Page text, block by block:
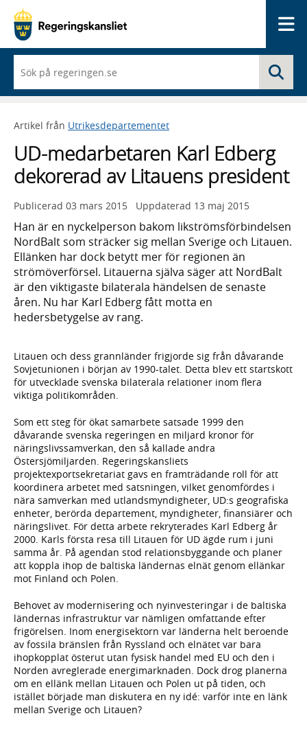
du
börjar
skriva
framträder
lista
med
sökförslag
Artikel från Utrikesdepartementet
UD-medarbetaren Karl Edberg
dekorerad av Litauens president
Publicerad 03 mars 2015 Uppdaterad 13 maj 2015
Han är en nyckelperson bakom likströmsförbindelsen
NordBalt som sträcker sig mellan Sverige och Litauen.
Ellänken har dock betytt mer för regionen än
strömöverförsel. Litauerna själva säger att NordBalt
är den viktigaste bilaterala händelsen de senaste
åren. Nu har Karl Edberg fått motta en
hedersbetygelse av rang.
Litauen och dess grannländer frigjorde sig från dåvarande
Sovjetunionen i början av 1990-talet. Detta blev ett startskott
för utvecklade svenska bilaterala relationer inom flera
viktiga politikområden.
Som ett steg för ökat samarbete satsade 1999 den
dåvarande svenska regeringen en miljard kronor för
näringslivssamverkan, den så kallade andra
Östersjömiljarden. Regeringskansliets
projektexportsekretariat gavs en framträdande roll för att
koordinera arbetet med satsningen, vilket genomfördes i
nära samverkan med utlandsmyndigheter, UD:s geografiska
enheter, berörda departement, myndigheter, finansiärer och
näringslivet. För detta arbete rekryterades Karl Edberg år
2000. Karls första resa till Litauen för UD ägde rum i juni
samma år. På agendan stod relationsbyggande och planer
att koppla ihop de baltiska ländernas elnät genom ellänkar
mot Finland och Polen.
Behovet av modernisering och nyinvesteringar i de baltiska
ländernas infrastruktur var nämligen omfattande efter
frigörelsen. Inom energisektorn var länderna helt beroende
av fossila bränslen från Ryssland och elnätet var bara
ihopkopplat österut utan fysisk handel med EU och den i
Norden avreglerade energimarknaden. Dock drog planerna
om en ellänk mellan Litauen och Polen ut på tiden, och
istället började man diskutera en ny idé: varför inte en länk
mellan Sverige och Litauen?